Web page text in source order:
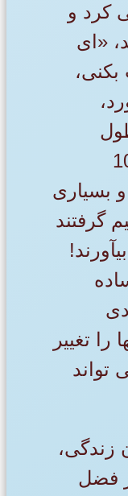
و
«ای
بسیاری
تغییر
فضل